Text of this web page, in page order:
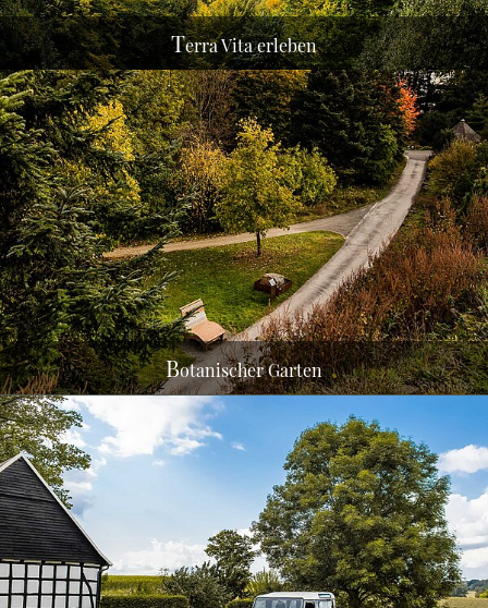
Terra Vita erleben
Botanischer Garten
Eine Ruhe-Oase mitten in der Stadt. Erleben Sie
verschiedene Pflanzengemeinschaften, den
Amazonas Regenwald und vieles
MEHR
Es erwartet Sie ein abwechslungsreiches Reiseziel,
ideal für Naturliebhaber, Genussmenschen,
Aktivurlauber und Städtereisende
MEHR ERFAHREN